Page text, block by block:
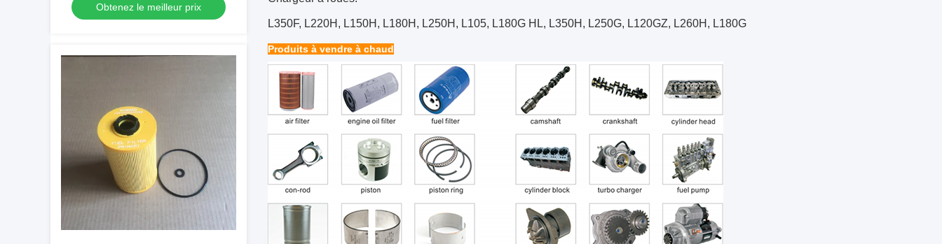
Obtenez le meilleur prix
L350F, L220H, L150H, L180H, L250H, L105, L180G HL, L350H, L250G, L120GZ, L260H, L180G
Produits à vendre à chaud